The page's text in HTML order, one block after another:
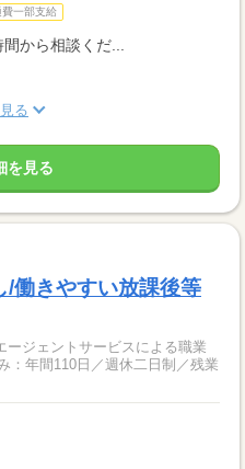
費一部支給
から相談くだ...
る
を見る
働きやすい放課後等
ジェントサービスによる職業
：年間110日／週休二日制／残業